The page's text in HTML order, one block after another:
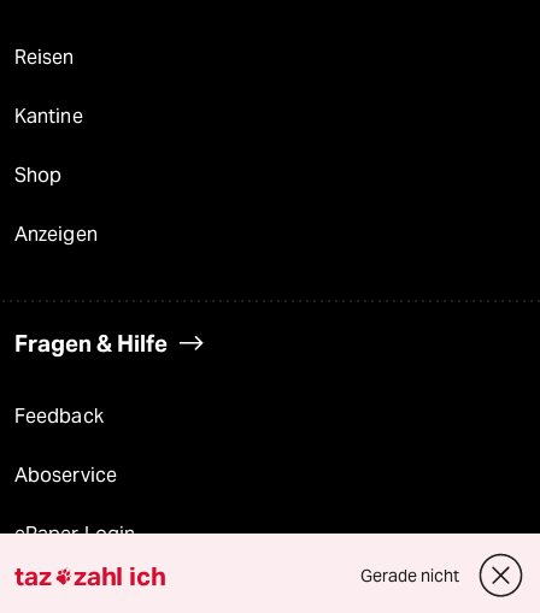
Reisen
Kantine
Shop
Anzeigen
Fragen & Hilfe
Feedback
Aboservice
ePaper Login
Downloads für Abonnierende
taz zahl ich Gerade nicht